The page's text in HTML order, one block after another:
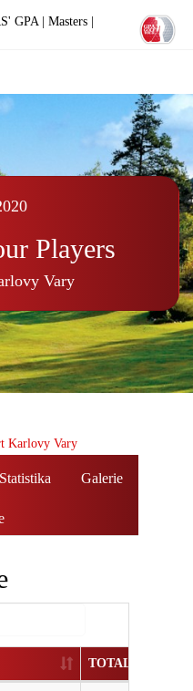
GPA | Masters |
Players
Vary
Karlovy Vary
Statistika Galerie
TOTAL